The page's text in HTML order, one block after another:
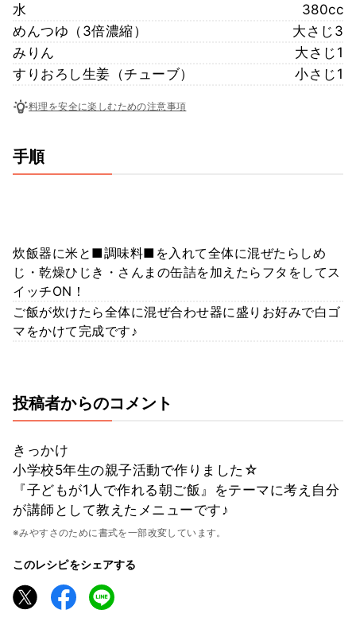
水
380cc
めんつゆ（3倍濃縮）
大さじ3
みりん
大さじ1
すりおろし生姜（チューブ）
小さじ1
料理を安全に楽しむための注意事項
手順
炊飯器に米と■調味料■を入れて全体に混ぜたらしめ
じ・乾燥ひじき・さんまの缶詰を加えたらフタをしてス
イッチON！
ご飯が炊けたら全体に混ぜ合わせ器に盛りお好みで白ゴ
マをかけて完成です♪
投稿者からのコメント
きっかけ
小学校5年生の親子活動で作りました☆
『子どもが1人で作れる朝ご飯』をテーマに考え自分
が講師として教えたメニューです♪
※みやすさのために書式を一部改変しています。
このレシピをシェアする